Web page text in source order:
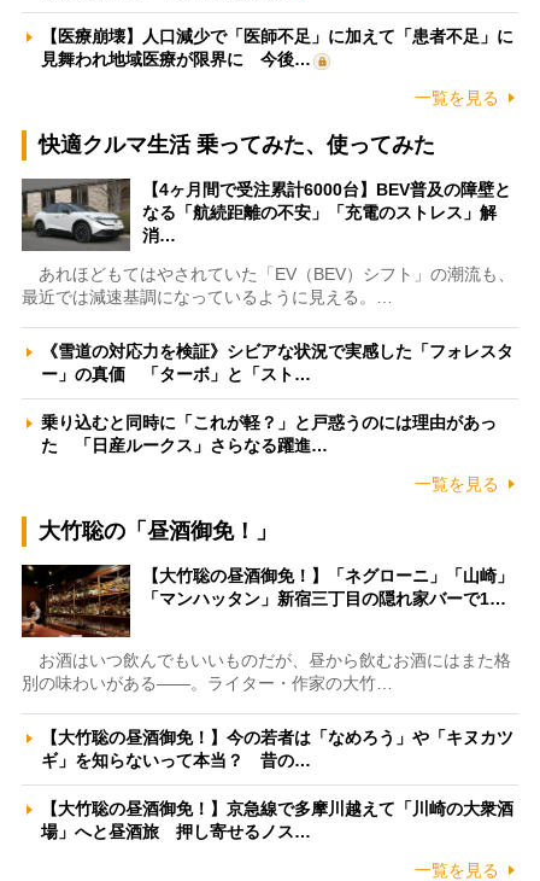
【医療崩壊】人口減少で「医師不足」に加えて「患者不足」に
見舞われ地域医療が限界に 今後…
一覧を見る
快適クルマ生活 乗ってみた、使ってみた
【4ヶ月間で受注累計6000台】BEV普及の障壁と
なる「航続距離の不安」「充電のストレス」解
消…
あれほどもてはやされていた「EV（BEV）シフト」の潮流も、
最近では減速基調になっているように見える。…
《雪道の対応力を検証》シビアな状況で実感した「フォレスタ
ー」の真価 「ターボ」と「スト…
乗り込むと同時に「これが軽？」と戸惑うのには理由があっ
た 「日産ルークス」さらなる躍進…
一覧を見る
大竹聡の「昼酒御免！」
【大竹聡の昼酒御免！】「ネグローニ」「山崎」
「マンハッタン」新宿三丁目の隠れ家バーで1…
お酒はいつ飲んでもいいものだが、昼から飲むお酒にはまた格
別の味わいがある――。ライター・作家の大竹…
【大竹聡の昼酒御免！】今の若者は「なめろう」や「キヌカツ
ギ」を知らないって本当？ 昔の…
【大竹聡の昼酒御免！】京急線で多摩川越えて「川崎の大衆酒
場」へと昼酒旅 押し寄せるノス…
一覧を見る